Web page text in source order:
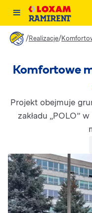
/Realizacje/
Komfortowe
Projekt obejmuje
zakładu „POLO”